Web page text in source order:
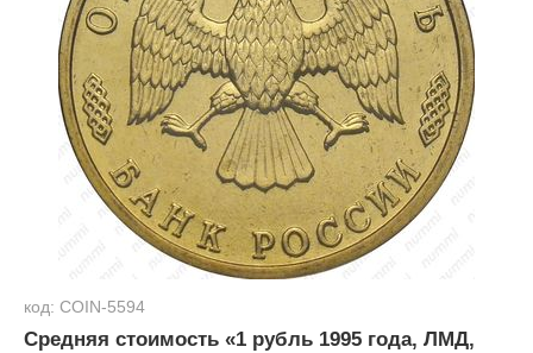
код: COIN-5594
Средняя стоимость «1 рубль 1995 года, ЛМД,